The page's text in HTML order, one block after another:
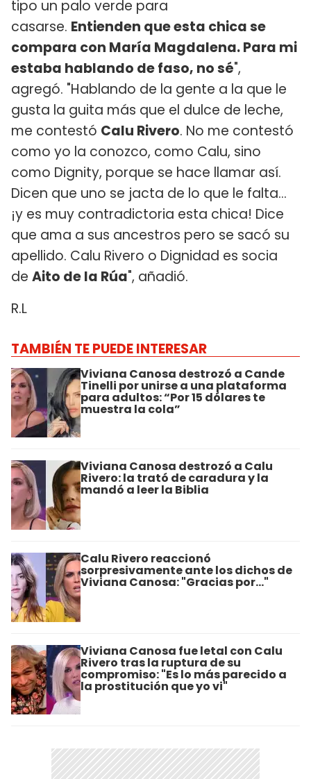
tipo un palo verde para
casarse. Entienden que esta chica se
compara con María Magdalena. Para mi
estaba hablando de faso, no sé",
agregó. "Hablando de la gente a la que le
gusta la guita más que el dulce de leche,
me contestó Calu Rivero. No me contestó
como yo la conozco, como Calu, sino
como Dignity, porque se hace llamar así.
Dicen que uno se jacta de lo que le falta…
¡y es muy contradictoria esta chica! Dice
que ama a sus ancestros pero se sacó su
apellido. Calu Rivero o Dignidad es socia
de Aito de la Rúa", añadió.
R.L
TAMBIÉN TE PUEDE INTERESAR
Viviana Canosa destrozó a Cande
Tinelli por unirse a una plataforma
para adultos: “Por 15 dólares te
muestra la cola”
Viviana Canosa destrozó a Calu
Rivero: la trató de caradura y la
mandó a leer la Biblia
Calu Rivero reaccionó
sorpresivamente ante los dichos de
Viviana Canosa: "Gracias por..."
Viviana Canosa fue letal con Calu
Rivero tras la ruptura de su
compromiso: "Es lo más parecido a
la prostitución que yo vi"